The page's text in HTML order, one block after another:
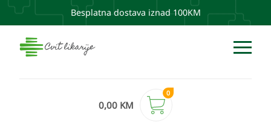
Besplatna dostava iznad 100KM
0,00 KM
0